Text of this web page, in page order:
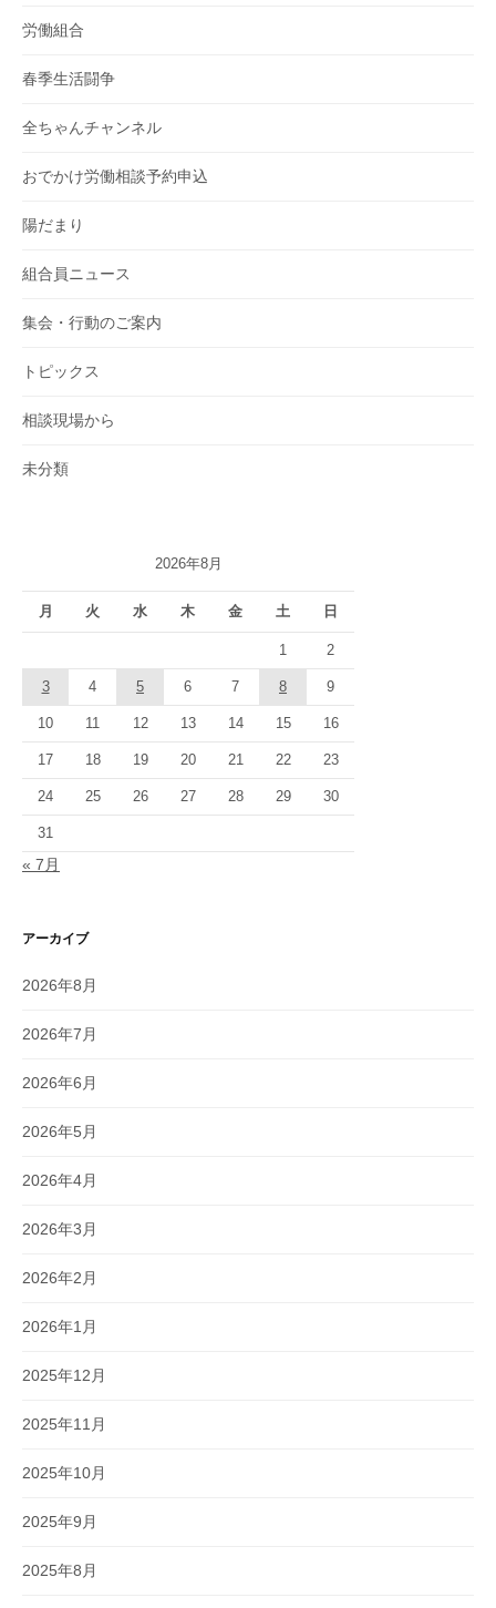
労働組合
春季生活闘争
全ちゃんチャンネル
おでかけ労働相談予約申込
陽だまり
組合員ニュース
集会・行動のご案内
トピックス
相談現場から
未分類
2026年8月
月 火 水 木 金 土 日
1 2
3 4 5 6 7 8 9
10 11 12 13 14 15 16
17 18 19 20 21 22 23
24 25 26 27 28 29 30
31
« 7月
アーカイブ
2026年8月
2026年7月
2026年6月
2026年5月
2026年4月
2026年3月
2026年2月
2026年1月
2025年12月
2025年11月
2025年10月
2025年9月
2025年8月